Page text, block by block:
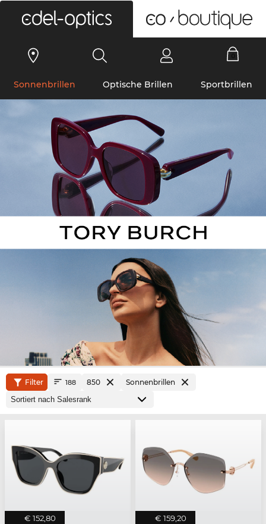
Sonnenbrillen Optische Brillen Sportbrillen
Filter 188 850 Sonnenbrillen
€ 152,80 € 159,20